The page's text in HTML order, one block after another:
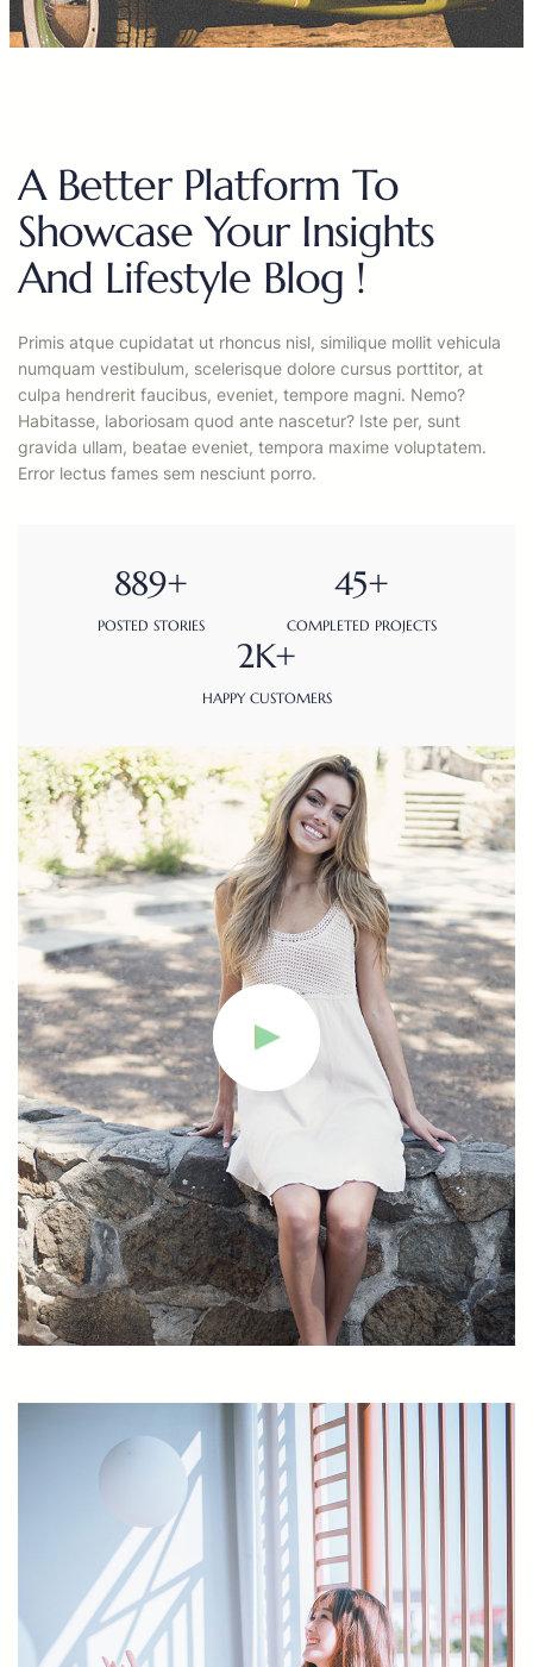
A Better Platform To
Showcase Your Insights
And Lifestyle Blog !
Primis atque cupidatat ut rhoncus nisl, similique mollit vehicula
numquam vestibulum, scelerisque dolore cursus porttitor, at
culpa hendrerit faucibus, eveniet, tempore magni. Nemo?
Habitasse, laboriosam quod ante nascetur? Iste per, sunt
gravida ullam, beatae eveniet, tempora maxime voluptatem.
Error lectus fames sem nesciunt porro.
889+
POSTED STORIES
45+
COMPLETED PROJECTS
2K+
HAPPY CUSTOMERS